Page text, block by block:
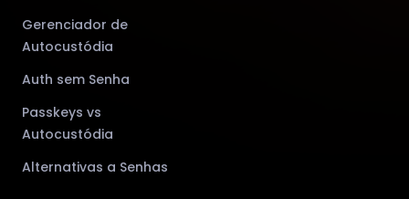
Gerenciador de
Autocustódia
Auth sem Senha
Passkeys vs
Autocustódia
Alternativas a Senhas